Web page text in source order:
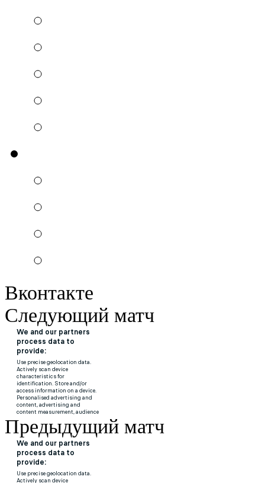
Вконтакте
Следующий матч
Предыдущий матч